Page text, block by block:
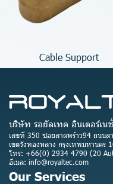
Cable Support
บริษัท รอยัลเทค อินเตอร์เน
เลขที่ 350 ซอยลาดพร้าว94 ถนน
เขตวังทองหลาง กรุงเทพมหานคร
โทร: +66(0) 2934 4790 (20
อีเมล: info@royaltec.com
Our Services